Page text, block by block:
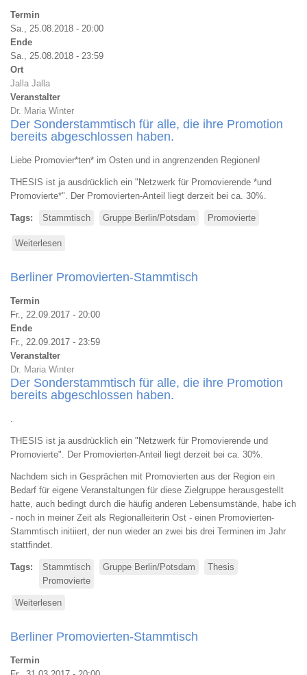
Termin
Sa., 25.08.2018 - 20:00
Ende
Sa., 25.08.2018 - 23:59
Ort
Jalla Jalla
Veranstalter
Dr. Maria Winter
Der Sonderstammtisch für alle, die ihre Promotion
bereits abgeschlossen haben.
Liebe Promovier*ten* im Osten und in angrenzenden Regionen!
THESIS ist ja ausdrücklich ein "Netzwerk für Promovierende *und
Promovierte*". Der Promovierten-Anteil liegt derzeit bei ca. 30%.
Tags Stammtisch Gruppe Berlin/Potsdam Promovierte
Weiterlesen
Promovierten-
Stammtisch
Berliner Promovierten-Stammtisch
Termin
Fr., 22.09.2017 - 20:00
Ende
Fr., 22.09.2017 - 23:59
Veranstalter
Dr. Maria Winter
Der Sonderstammtisch für alle, die ihre Promotion
bereits abgeschlossen haben.
.
THESIS ist ja ausdrücklich ein "Netzwerk für Promovierende und
Promovierte". Der Promovierten-Anteil liegt derzeit bei ca. 30%.
Nachdem sich in Gesprächen mit Promovierten aus der Region ein
Bedarf für eigene Veranstaltungen für diese Zielgruppe herausgestellt
hatte, auch bedingt durch die häufig anderen Lebensumstände, habe ich
- noch in meiner Zeit als Regionalleiterin Ost - einen Promovierten-
Stammtisch initiiert, der nun wieder an zwei bis drei Terminen im Jahr
stattfindet.
Tags Stammtisch Gruppe Berlin/Potsdam
Thesis
Promovierte
Weiterlesen
Promovierten-
Stammtisch
Berliner Promovierten-Stammtisch
Termin